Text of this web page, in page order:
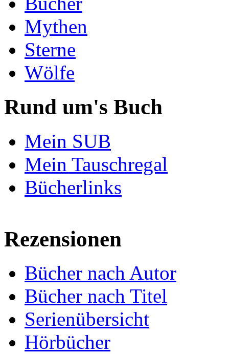
Mythen
Sterne
Wölfe
Rund um's Buch
Mein SUB
Mein Tauschregal
Bücherlinks
Rezensionen
Bücher nach Autor
Bücher nach Titel
Serienübersicht
Hörbücher